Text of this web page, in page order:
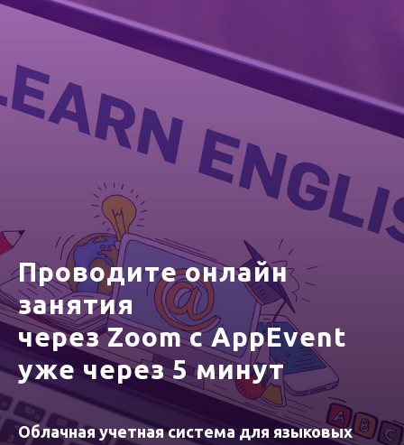
Проводите онлайн
занятия
через Zoom с AppEvent
уже через 5 минут
Облачная учетная система для языковых